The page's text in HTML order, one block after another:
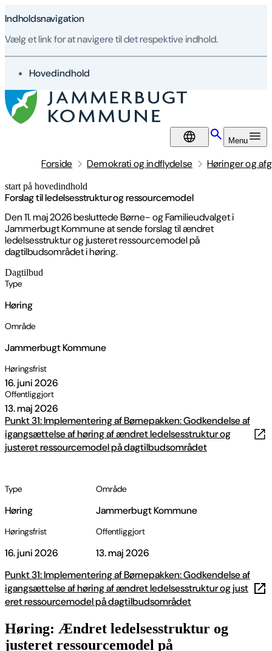
Indholdsnavigation
Vælg et link for at navigere til det respektive indhold.
gå til
Hovedindhold
DA Menu
Forside Demokrati og indflydelse Høringer og
start på hovedindhold
Forslag til ledelsesstruktur og ressourcemodel
Den 11. maj 2026 besluttede Børne- og Familieudvalget i
Jammerbugt Kommune at sende forslag til ændret
ledelsesstruktur og justeret ressourcemodel på
dagtilbudsområdet i høring.
senest opdateret 13. maj 2026
Dagtilbud
Type
Høring
Område
Jammerbugt Kommune
Høringsfrist
16. juni 2026
Offentliggjort
13. maj 2026
Punkt 31: Implementering af Børnepakken: Godkendelse af
igangsættelse af høring af ændret ledelsesstruktur og
justeret ressourcemodel på dagtilbudsområdet
Type
Høring
Område
Jammerbugt Kommune
Høringsfrist
16. juni 2026
Offentliggjort
13. maj 2026
Punkt 31: Implementering af Børnepakken: Godkendelse af
igangsættelse af høring af ændret ledelsesstruktur og just
eret ressourcemodel på dagtilbudsområdet
Høring: Ændret ledelsesstruktur og
justeret ressourcemodel på